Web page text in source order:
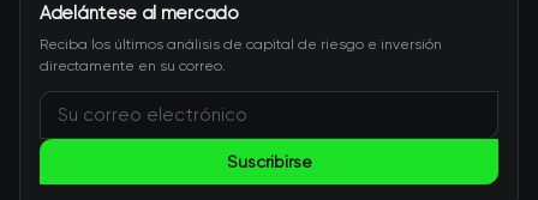
Adelántese al mercado
Reciba los últimos análisis de capital de riesgo e inversión
directamente en su correo.
Suscribirse